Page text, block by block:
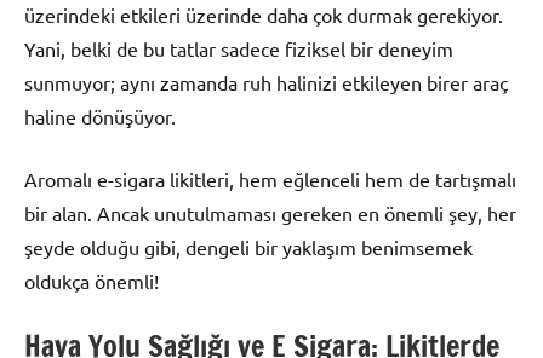
üzerindeki etkileri üzerinde daha çok durmak gerekiyor.
Yani, belki de bu tatlar sadece fiziksel bir deneyim
sunmuyor; aynı zamanda ruh halinizi etkileyen birer araç
haline dönüşüyor.
Aromalı e-sigara likitleri, hem eğlenceli hem de tartışmalı
bir alan. Ancak unutulmaması gereken en önemli şey, her
şeyde olduğu gibi, dengeli bir yaklaşım benimsemek
oldukça önemli!
Hava Yolu Sağlığı ve E Sigara: Likitlerde